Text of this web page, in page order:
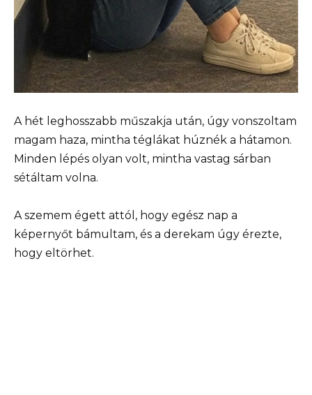
A hét leghosszabb műszakja után, úgy vonszoltam
magam haza, mintha téglákat húznék a hátamon.
Minden lépés olyan volt, mintha vastag sárban
sétáltam volna.
A szemem égett attól, hogy egész nap a
képernyőt bámultam, és a derekam úgy érezte,
hogy eltörhet.